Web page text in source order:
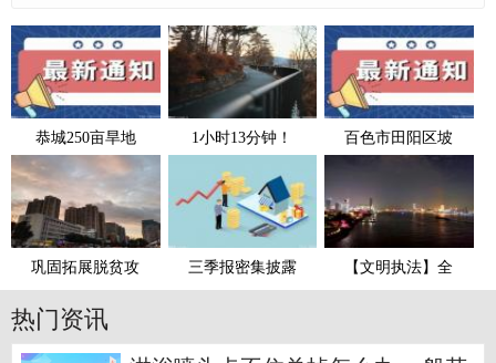
恭城250亩旱地 1小时13分钟！ 百色市田阳区坡
巩固拓展脱贫攻 三季报密集披露 【文明执法】全
热门资讯